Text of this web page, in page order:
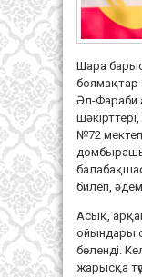
Шара
боямақтар
Әл-Фараби
№72
билеп,
Асық,
ойындары
бөленді.
жарысқа